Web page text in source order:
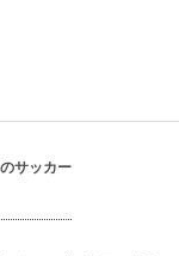
サッカー